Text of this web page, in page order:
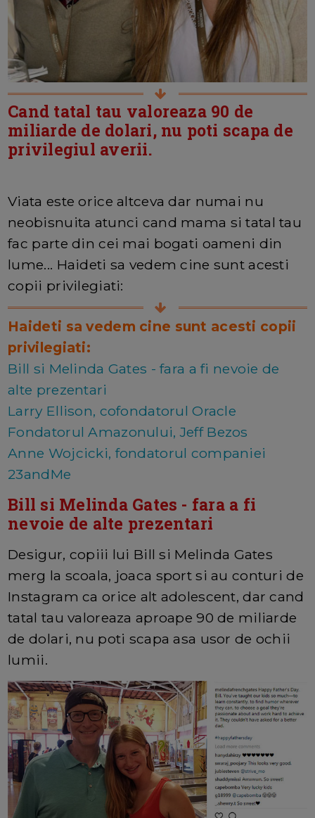
Cand tatal tau valoreaza 90 de
miliarde de dolari, nu poti scapa de
privilegiul averii.
Viata este orice altceva dar numai nu
neobisnuita atunci cand mama si tatal tau
fac parte din cei mai bogati oameni din
lume... Haideti sa vedem cine sunt acesti
copii privilegiati:
Haideti sa vedem cine sunt acesti copii
privilegiati:
Bill si Melinda Gates - fara a fi nevoie de
alte prezentari
Larry Ellison, cofondatorul Oracle
Fondatorul Amazonului, Jeff Bezos
Anne Wojcicki, fondatorul companiei
23andMe
Bill si Melinda Gates - fara a fi
nevoie de alte prezentari
Desigur, copiii lui Bill si Melinda Gates
merg la scoala, joaca sport si au conturi de
Instagram ca orice alt adolescent, dar cand
tatal tau valoreaza aproape 90 de miliarde
de dolari, nu poti scapa asa usor de ochii
lumii.